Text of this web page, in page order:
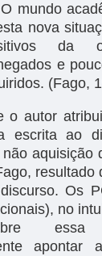
mundo
nova
da
e
(Fago,
o autor
escrita ao
aquisição
resultado
Os
no
apontar